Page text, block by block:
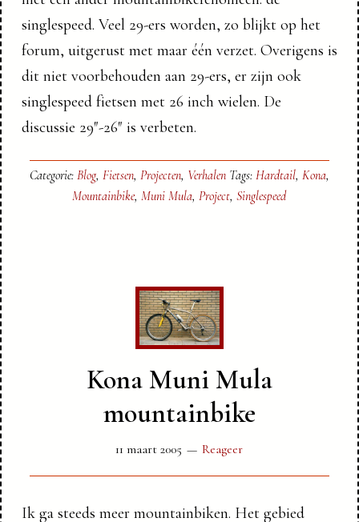
singlespeed. Veel 29-ers worden, zo blijkt op het
forum, uitgerust met maar één verzet. Overigens is
dit niet voorbehouden aan 29-ers, er zijn ook
singlespeed fietsen met 26 inch wielen. De
discussie 29″-26″ is verbeten.
Categorie: Blog, Fietsen, Projecten, Verhalen Tags: Hardtail, Kona,
Mountainbike,Muni Mula,Project,Singlespeed
Kona Muni Mula
mountainbike
11 maart 2005 Reageer
Ik ga steeds meer mountainbiken. Het gebied